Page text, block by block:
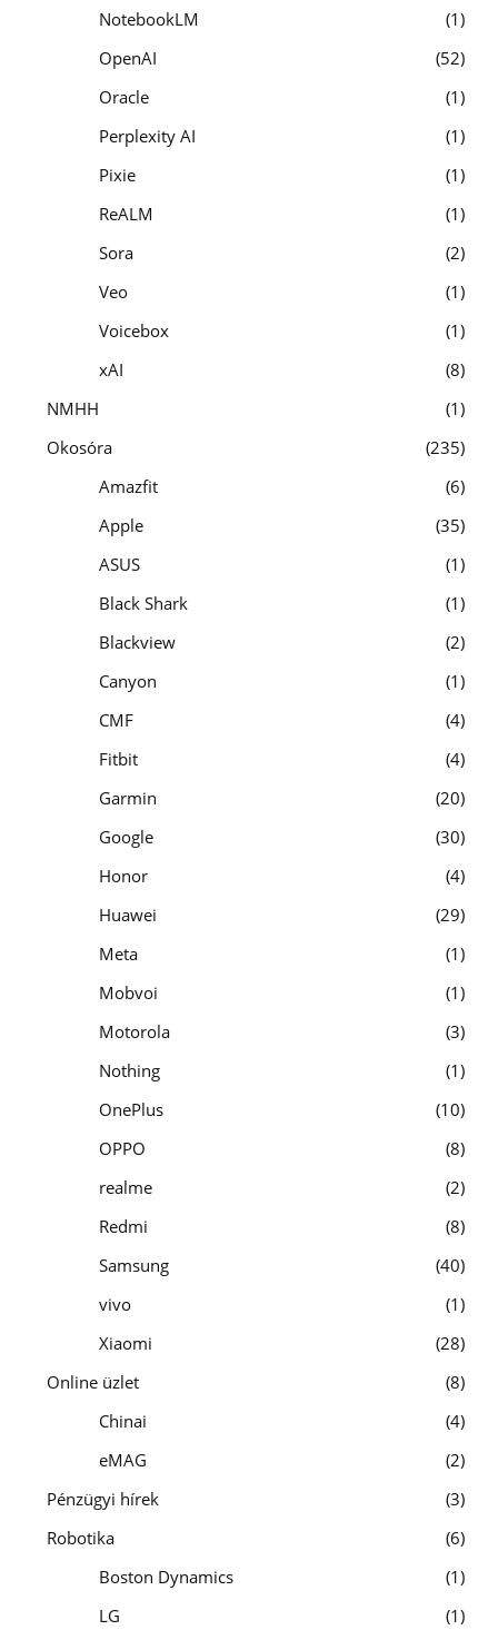
NotebookLM
1
OpenAI
52
Oracle
1
Perplexity AI
1
Pixie
1
ReALM
1
Sora
2
Veo
1
Voicebox
1
xAI
8
NMHH
1
Okosóra
235
Amazfit
6
Apple
35
ASUS
1
Black Shark
1
Blackview
2
Canyon
1
CMF
4
Fitbit
4
Garmin
20
Google
30
Honor
4
Huawei
29
Meta
1
Mobvoi
1
Motorola
3
Nothing
1
OnePlus
10
OPPO
8
realme
2
Redmi
8
Samsung
40
vivo
1
Xiaomi
28
Online üzlet
8
Chinai
4
eMAG
2
Pénzügyi hírek
3
Robotika
6
Boston Dynamics
1
LG
1